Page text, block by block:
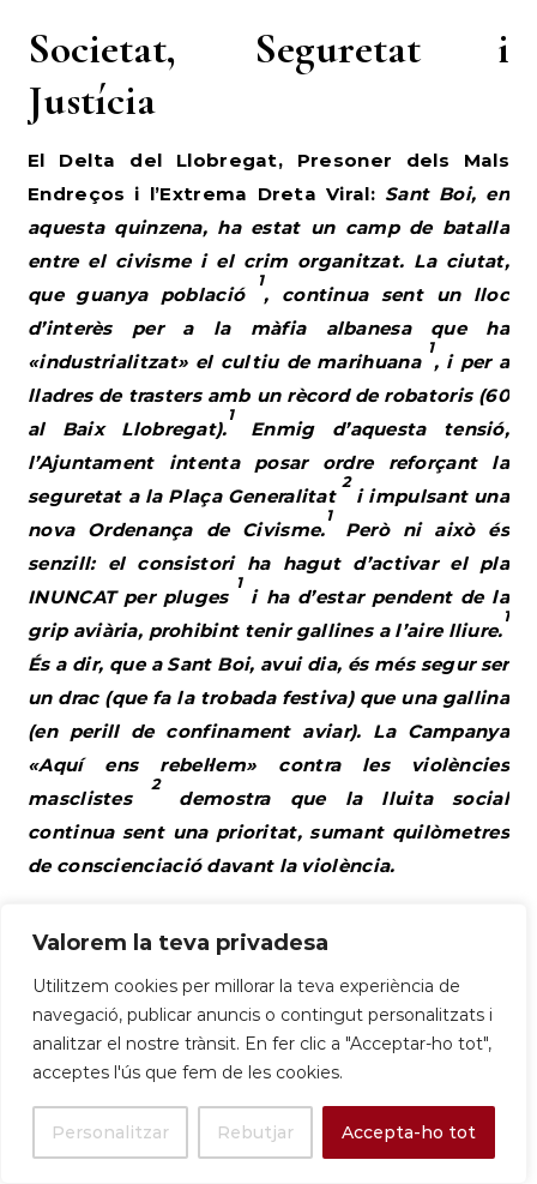
Valorem la teva privadesa
Utilitzem cookies per millorar la teva experiència de
navegació, publicar anuncis o contingut personalitzats i
analitzar el nostre trànsit. En fer clic a "Acceptar-ho tot",
acceptes l'ús que fem de les cookies.
Personalitzar Rebutjar Accepta-ho tot
Societat, Seguretat i
Justícia
El Delta del Llobregat, Presoner dels Mals
Endreços i l’Extrema Dreta Viral: Sant Boi, en
aquesta quinzena, ha estat un camp de batalla
entre el civisme i el crim organitzat. La ciutat,
que guanya població
1
, continua sent un lloc
d’interès per a la màfia albanesa que ha
«industrialitzat» el cultiu de marihuana
1
, i per a
lladres de trasters amb un rècord de robatoris (60
al Baix Llobregat).
1
Enmig d’aquesta tensió,
l’Ajuntament intenta posar ordre reforçant la
seguretat a la Plaça Generalitat
2
i impulsant una
nova Ordenança de Civisme.
1
Però ni això és
senzill: el consistori ha hagut d’activar el pla
INUNCAT per pluges
1
i ha d’estar pendent de la
grip aviària, prohibint tenir gallines a l’aire lliure.
1
És a dir, que a Sant Boi, avui dia, és més segur ser
un drac (que fa la trobada festiva) que una gallina
(en perill de confinament aviar). La Campanya
«Aquí ens rebel·lem» contra les violències
masclistes
2
demostra que la lluita social
continua sent una prioritat, sumant quilòmetres
de conscienciació davant la violència.
local de la província de Barcelona
Sant Boi de Llobregat és el tercer municipi de la
comarca que més població guanya (921 habitants),
un indicador de la seva vitalitat demogràfica. |
diba.cat |